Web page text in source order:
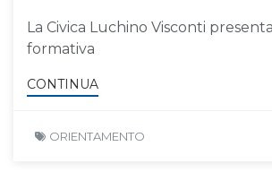
La Civica Luchino Visconti
formativa
CONTINUA
ORIENTAMENTO